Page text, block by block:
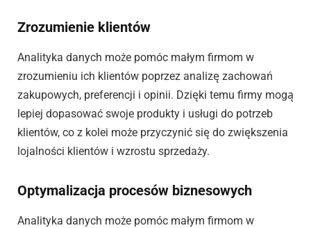
Zrozumienie klientów
Analityka danych może pomóc małym firmom w
zrozumieniu ich klientów poprzez analizę zachowań
zakupowych, preferencji i opinii. Dzięki temu firmy mogą
lepiej dopasować swoje produkty i usługi do potrzeb
klientów, co z kolei może przyczynić się do zwiększenia
lojalności klientów i wzrostu sprzedaży.
Optymalizacja procesów biznesowych
Analityka danych może pomóc małym firmom w